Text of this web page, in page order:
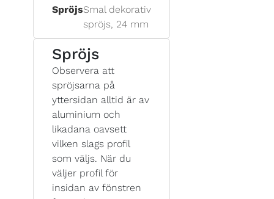
SpröjsSmal dekorativ
spröjs, 24 mm
Spröjs
Observera att
spröjsarna på
yttersidan alltid är av
aluminium och
likadana oavsett
vilken slags profil
som väljs. När du
väljer profil för
insidan av fönstren